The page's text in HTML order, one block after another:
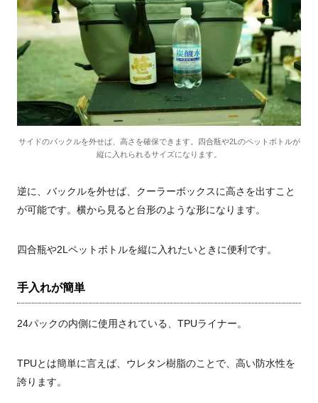
サイドのバックルを外せば、高さを確保できます。四合瓶や2Lのペットボトルが
縦に入れられるサイズになります。
逆に、バックルを外せば、クーラーボックスに高さを出すこと
が可能です。横から見ると台形のような形になります。
四合瓶や2L ペットボトルを縦に入れたいときに便利です。
手入れが簡単
24パックの内側に使用されている、 TPUライナー。
TPUとは簡単に言えば、ウレタン樹脂のことで、高い防水性を
誇ります。